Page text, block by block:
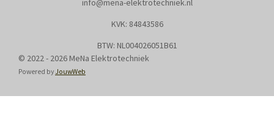
info@mena-elektrotechniek.nl
KVK: 84843586
BTW: NL004026051B61
© 2022 - 2026 MeNa Elektrotechniek
Powered by JouwWeb